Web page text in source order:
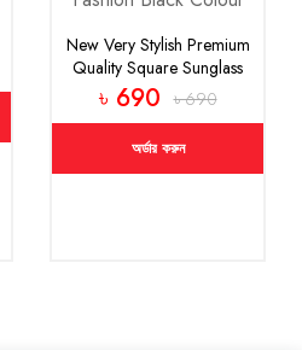
New Very Stylish Premium
Quality Square Sunglass
2023 Mens Fashion Black
Colour
৳ 690 ৳ 690
অর্ডার করুন